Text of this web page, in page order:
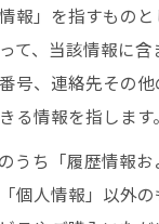
報」を指すもの
て、当該情報に含
号、連絡先その他
る情報を指します。
うち「履歴情報お
個人情報」以外